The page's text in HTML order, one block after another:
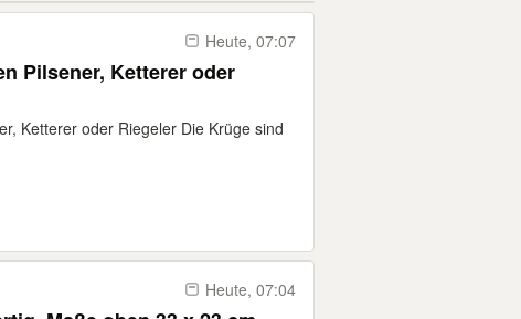
Heute, 07:07
Pilsener, Ketterer oder
Ketterer oder Riegeler Die Krüge sind
Heute, 07:04